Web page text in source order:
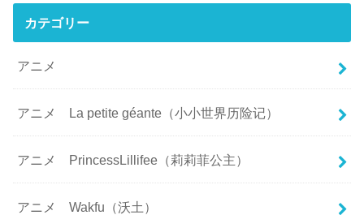
カテゴリー
アニメ
アニメ La petite géante（小小世界历险记）
アニメ PrincessLillifee（莉莉菲公主）
アニメ Wakfu（沃土）